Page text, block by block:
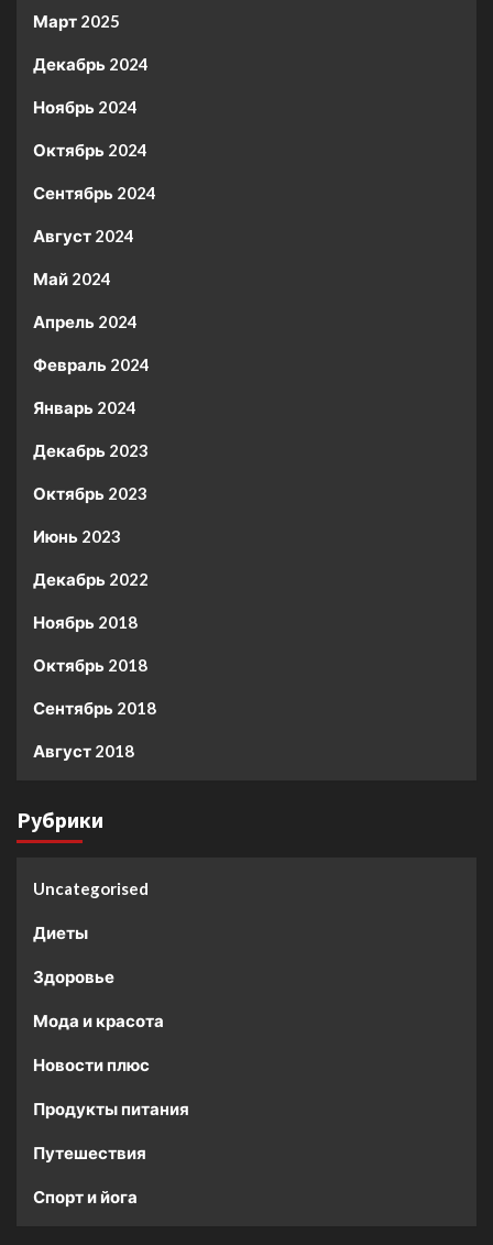
Март 2025
Декабрь 2024
Ноябрь 2024
Октябрь 2024
Сентябрь 2024
Август 2024
Май 2024
Апрель 2024
Февраль 2024
Январь 2024
Декабрь 2023
Октябрь 2023
Июнь 2023
Декабрь 2022
Ноябрь 2018
Октябрь 2018
Сентябрь 2018
Август 2018
Рубрики
Uncategorised
Диеты
Здоровье
Мода и красота
Новости плюс
Продукты питания
Путешествия
Спорт и йога